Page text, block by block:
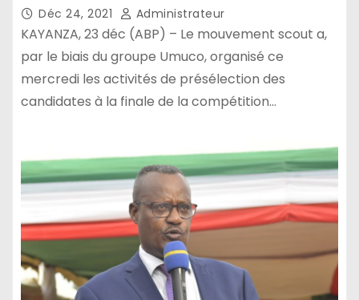
Déc 24, 2021 Administrateur
KAYANZA, 23 déc (ABP) – Le mouvement scout a,
par le biais du groupe Umuco, organisé ce
mercredi les activités de présélection des
candidates à la finale de la compétition…